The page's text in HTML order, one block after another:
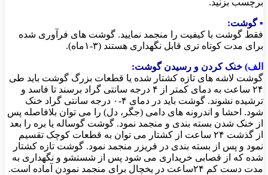
برچسب بزنید.
▪گوشت:
فقط گوشت با کیفیت را منجمد نمایید. گوشت های فرآوری شده
برای مدت کوتاه تری قابل نگهداری هستند (۳-۱ماه).
الف) خنک کردن و رسیدن گوشت:
گوشت لاشه های تازه کشتار شده یا قطعات بزرگ گوشت باید طی
۲۴ ساعت به دمای کمتر از ۴ درجه سانتی گراد برسند تا فاسد و
ترشیده نشوند. گوشت باید در دمای ۴-۰ درجه سانتی گراد خنک
شود. احشا و اندرونه های دامی (جگر، دل) را می توان بلافاصله پس
از خنک شدن بسته بندی و منجمد نمود. گوشت گوساله یا بره را بعد
از گذشت ۲۴ ساعت از کشتار می توان به قطعات کوچک تقسیم
نمود و پس از بسته بندی در فریزر منجمد نمود. گوشت تازه کشتار
شده که از قصابی خریداری می شود پس از شستشو و نگهداری به
مدت دست کم ۲۴ساعت در یخچال برای منجمد نمودن آماده است.